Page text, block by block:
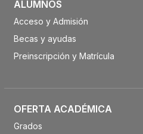
ALUMNOS
Acceso y Admisión
Becas y ayudas
Preinscripción y Matrícula
OFERTA ACADÉMICA
Grados